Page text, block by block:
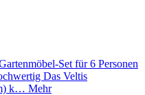
Set für 6 Personen
Das Veltis
k… Mehr